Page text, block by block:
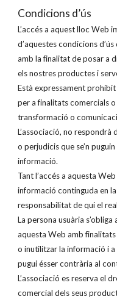
Condicions d’ús
L’accés a aquest lloc Web
d’aquestes condicions
amb la finalitat de posar a
els nostres productes i
Està expressament
per a finalitats comercials
transformació o
L’associació, no respondrà
o perjudicis que se’n
informació.
Tant l’accés a aquesta
informació continguda en
responsabilitat de qui el
La persona usuària
aquesta Web amb
o inutilitzar la informació i
pugui ésser contrària al
L’associació es reserva el
comercial dels seus